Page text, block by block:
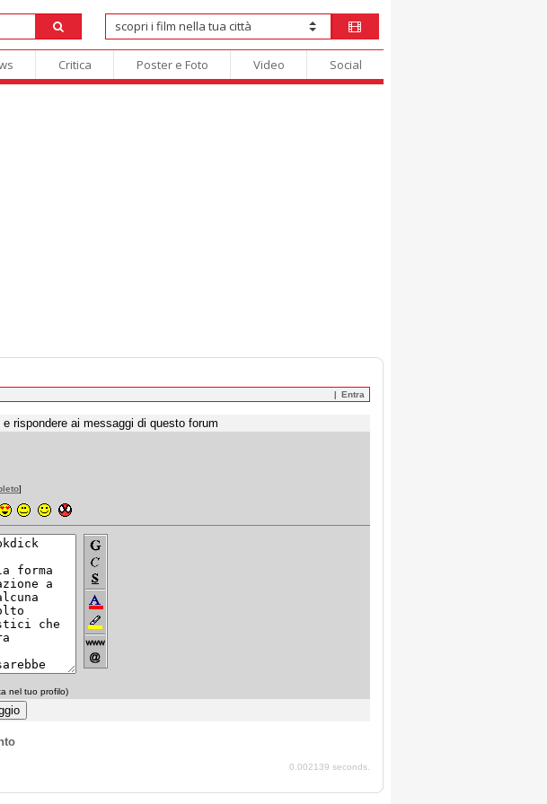
Critica Poster e Foto Video Social
Entra
rispondere ai messaggi di questo forum
]
nel tuo profilo)
0.002139 seconds.